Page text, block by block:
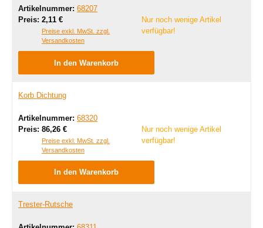
Artikelnummer: 68207
Preis: Regulärer Preis:
2,11 €
Preise exkl. MwSt. zzgl.
Versandkosten
Nur noch wenige Artikel
verfügbar!
In den Warenkorb
Korb Dichtung
Artikelnummer: 68320
Preis: Regulärer Preis:
86,26 €
Preise exkl. MwSt. zzgl.
Versandkosten
Nur noch wenige Artikel
verfügbar!
In den Warenkorb
Trester-Rutsche